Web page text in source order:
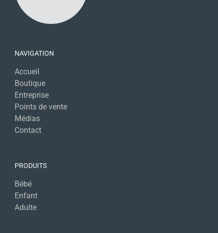
NAVIGATION
Accueil
Boutique
Entreprise
Points de vente
Médias
Contact
PRODUITS
Bébé
Enfant
Adulte